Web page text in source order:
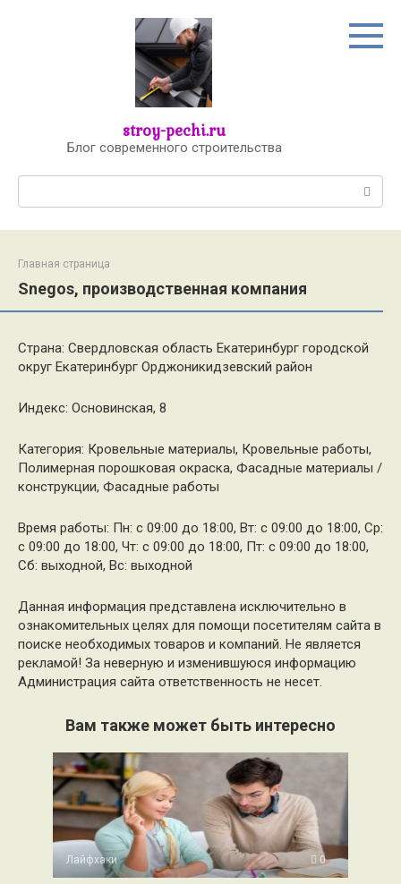
stroy-pechi.ru
Блог современного строительства
Главная страница
Snegos, производственная компания
Страна: Свердловская область Екатеринбург городской
округ Екатеринбург Орджоникидзевский район
Индекс: Основинская, 8
Категория: Кровельные материалы, Кровельные работы,
Полимерная порошковая окраска, Фасадные материалы /
конструкции, Фасадные работы
Время работы: Пн: с 09:00 до 18:00, Вт: с 09:00 до 18:00, Ср:
с 09:00 до 18:00, Чт: с 09:00 до 18:00, Пт: с 09:00 до 18:00,
Сб: выходной, Вс: выходной
Данная информация представлена исключительно в
ознакомительных целях для помощи посетителям сайта в
поиске необходимых товаров и компаний. Не является
рекламой! За неверную и изменившуюся информацию
Администрация сайта ответственность не несет.
Вам также может быть интересно
Лайфхаки 0